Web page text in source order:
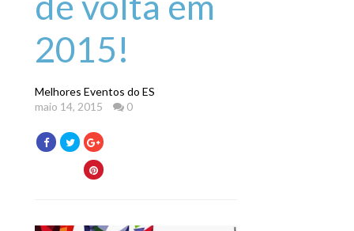
2015!
Melhores Eventos do ES
maio 14, 2015
0